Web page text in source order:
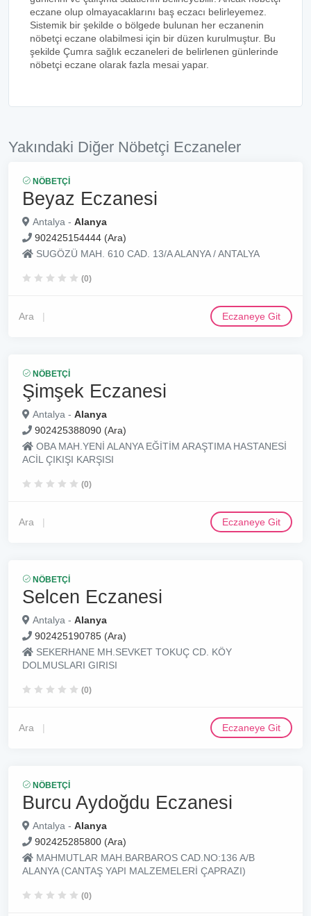
eczane olup olmayacaklarını baş eczacı belirleyemez.
Sistemik bir şekilde o bölgede bulunan her eczanenin
nöbetçi eczane olabilmesi için bir düzen kurulmuştur. Bu
şekilde Çumra sağlık eczaneleri de belirlenen günlerinde
nöbetçi eczane olarak fazla mesai yapar.
Yakındaki Diğer Nöbetçi Eczaneler
NÖBETÇI
Beyaz Eczanesi
Antalya - Alanya
902425154444 (Ara)
SUGÖZÜ MAH. 610 CAD. 13/A ALANYA / ANTALYA
(0)
Ara Eczaneye Git
NÖBETÇI
Şimşek Eczanesi
Antalya - Alanya
902425388090 (Ara)
OBA MAH.YENİ ALANYA EĞİTİM ARAŞTIMA HASTANESİ
ACİL ÇIKIŞI KARŞISI
(0)
Ara Eczaneye Git
NÖBETÇI
Selcen Eczanesi
Antalya - Alanya
902425190785 (Ara)
SEKERHANE MH.SEVKET TOKUÇ CD. KÖY
DOLMUSLARI GIRISI
(0)
Ara Eczaneye Git
NÖBETÇI
Burcu Aydoğdu Eczanesi
Antalya - Alanya
902425285800 (Ara)
MAHMUTLAR MAH.BARBAROS CAD.NO:136 A/B
ALANYA (CANTAŞ YAPI MALZEMELERİ ÇAPRAZI)
(0)